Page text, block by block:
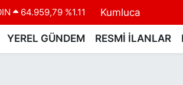
47,7436 %0.18
Kumluca
YEREL GÜNDEM RESMİ İLANLAR